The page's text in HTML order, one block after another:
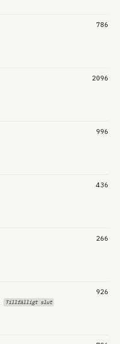
786
2096
996
436
266
Tillfälligt slut
926